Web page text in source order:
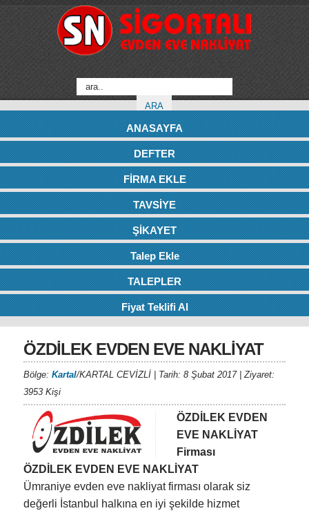
ANASAYFA
DEFTER
FİRMA EKLE
TAVSİYE
ŞİKAYET
Talep Ekle
TALEPLER
Fiyat Teklifi Al
ÖZDİLEK EVDEN EVE NAKLİYAT
Bölge: Kartal/KARTAL CEVİZLİ | Tarih: 8 Şubat 2017 | Ziyaret:
3953 Kişi
ÖZDİLEK EVDEN
EVE NAKLİYAT
Firması
ÖZDİLEK EVDEN EVE NAKLİYAT
Ümraniye evden eve nakliyat firması olarak siz
değerli İstanbul halkına en iyi şekilde hizmet